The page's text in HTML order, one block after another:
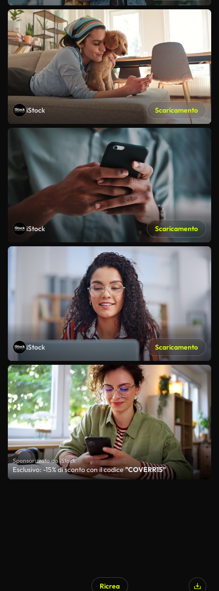
iStock Scaricamento
iStock Scaricamento
iStock Scaricamento
Sponsorizzato da iStock
Esclusivo: -15% di sconto con il codice"COVERR15"
Ricrea